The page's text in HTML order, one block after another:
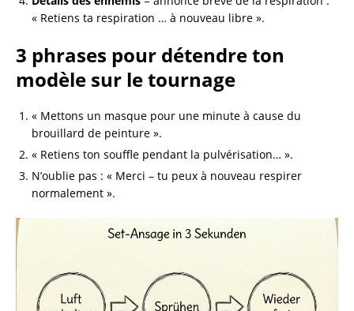
« Retiens ta respiration … à nouveau libre ».
3 phrases pour détendre ton
modèle sur le tournage
« Mettons un masque pour une minute à cause du
brouillard de peinture ».
« Retiens ton souffle pendant la pulvérisation… ».
N’oublie pas : « Merci – tu peux à nouveau respirer
normalement ».